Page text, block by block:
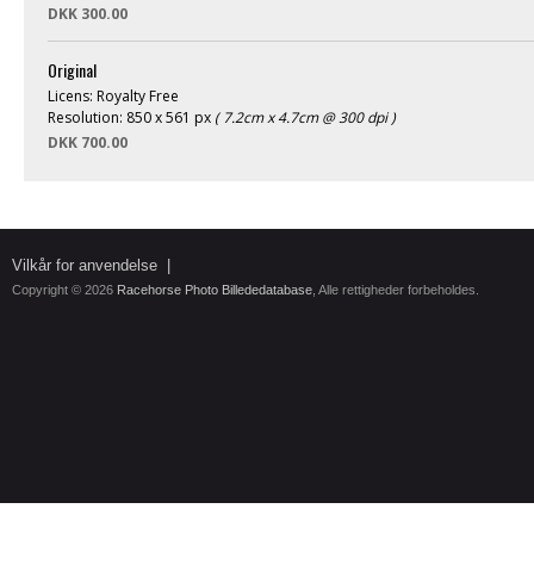
DKK 300.00
Original
Licens: Royalty Free
Resolution: 850 x 561 px ( 7.2cm x 4.7cm @ 300 dpi )
DKK 700.00
Vilkår for anvendelse
Copyright © 2026 Racehorse Photo Billededatabase , Alle rettigheder forbeholdes.